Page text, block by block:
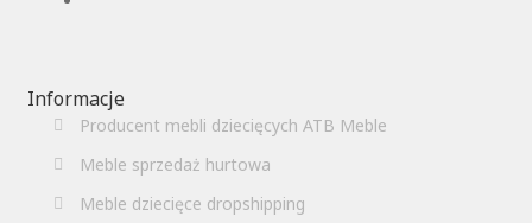
Informacje
Producent mebli dziecięcych ATB Meble
Meble sprzedaż hurtowa
Meble dziecięce dropshipping